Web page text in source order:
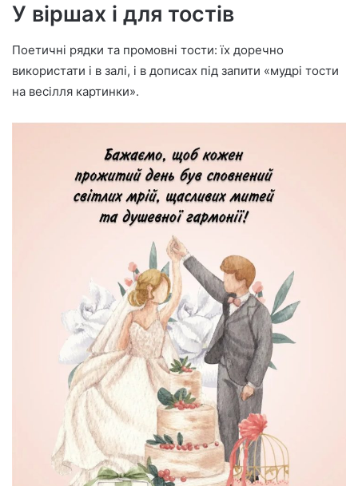
У віршах і для тостів
Поетичні рядки та промовні тости: їх доречно
використати і в залі, і в дописах під запити «мудрі тости
на весілля картинки».